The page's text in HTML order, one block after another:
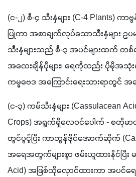
(င-၂) စီ-၄ သီးနှံများ (C-4 Plants)
ပြုကာ အစာချက်လုပ်သောသီးနှံများ ဥပမ
သီးနှံများသည် စီ-၃ အပင်များထက် တစ်
အလေးချိန်ပိုများ၊ ရေကိုလည်း ပိုမိုအသုံး
ကမ္မဗေဒ အကြောင်းရေးသားရာတွင်
(င-၃) ကမ်သီးနှံများ (Cassulacean
Crops) အရွက်ရှိလေဝင်ပေါက် - စတိုမာ
တွင်ပွင့်ပြီး ကာဘွန်ဒိုင်အောက်ဆိုက်
အရေအတွက်များစွာ ဖမ်းယူထားနိုင်ပ
Acid) အဖြစ်သိုလှောင်ထားကာ အပင်ရ